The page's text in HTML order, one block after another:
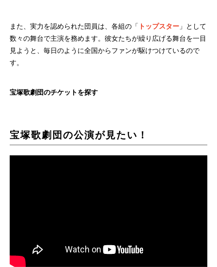
また、実力を認められた団員は、各組の「 トップスター 」として
数々の舞台で主演を務めます。彼女たちが繰り広げる舞台を一目
見ようと、毎日のように全国からファンが駆けつけているので
す。
宝塚歌劇団のチケットを探す
宝塚歌劇団の公演が見たい！